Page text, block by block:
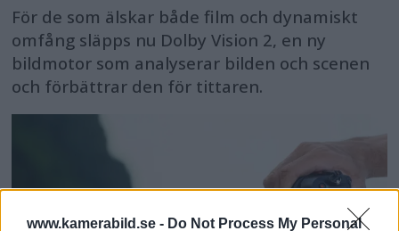
www.kamerabild.se - Do Not Process My Personal
För de som älskar både film och dynamiskt
omfång släpps nu Dolby Vision 2, en ny
bildmotor som analyserar bilden och scenen
och förbättrar den för tittaren.